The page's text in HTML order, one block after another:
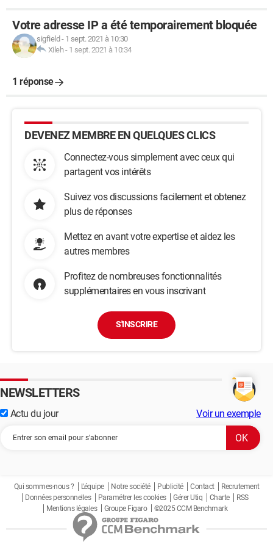
Passerelle par défaut=192.168.1.1
Votre adresse IP a été temporairement bloquée
sigfield - 1 sept. 2021 à 10:30
Xileh- 1 sept. 2021 à 10:34
1 réponse
DEVENEZ MEMBRE EN QUELQUES CLICS
Connectez-vous simplement avec ceux qui
partagent vos intérêts
Suivez vos discussions facilement et obtenez
plus de réponses
Mettez en avant votre expertise et aidez les
autres membres
Profitez de nombreuses fonctionnalités
supplémentaires en vous inscrivant
S'INSCRIRE
NEWSLETTERS
Actu du jour Voir un exemple
Qui sommes-nous ? L'équipe Notre société Publicité Contact
Recrutement
Données personnelles
Paramétrer les cookies Gérer Utiq Charte
RSS
Mentions légales
Groupe Figaro ©2025 CCM Benchmark